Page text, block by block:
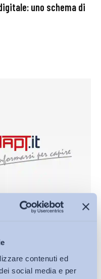
contenuti ed
social media e per
uno schema di
luglio 2026, n. 23436